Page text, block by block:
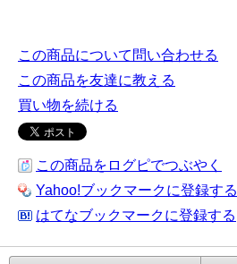
この商品について問い合わせる
この商品を友達に教える
買い物を続ける
この商品をログピでつぶやく
Yahoo!ブックマークに登録する
はてなブックマークに登録する